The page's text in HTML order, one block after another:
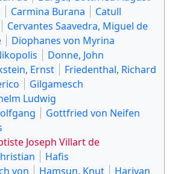
Carmina Burana
Catull
Cervantes Saavedra, Miguel de
Diophanes von Myrina
Donne, John
Ernst
Friedenthal, Richard
Gilgamesch
Ludwig
Gottfried von Neifen
Joseph Villart de
Hafis
von
Hamsun, Knut
Harivan